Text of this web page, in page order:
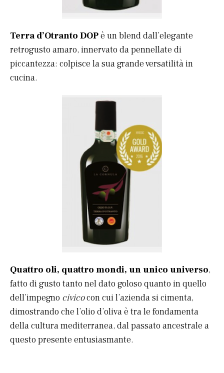
Terra d’Otranto DOPè un blend dall’elegante
retrogusto amaro, innervato da pennellate di
piccantezza: colpisce la sua grande versatilità in
cucina.
Quattro oli, quattro mondi, un unico universo,
fatto di gusto tanto nel dato goloso quanto in quello
dell’impegno civicocon cui l’azienda si cimenta,
dimostrando che l’olio d’oliva è tra le fondamenta
della cultura mediterranea, dal passato ancestrale a
questo presente entusiasmante.